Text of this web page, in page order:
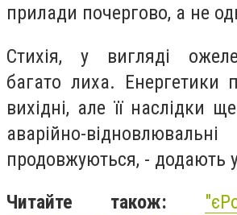
прилади почергово, а не
Стихія, у вигляді
багато лиха. Енергетики
вихідні, але її наслідки
аварійно-
продовжуються, - додають
Читайте також: